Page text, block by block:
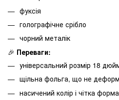
фуксія
голографічне срібло
чорний металік
🎉 Переваги:
універсальний розмір 18
щільна фольга, що не
насичений колір і чітка форма